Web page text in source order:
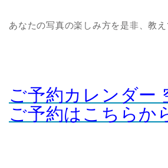
あなたの写真の楽しみ方を是非、教
ご予約カレンダー
ご予約はこちらか